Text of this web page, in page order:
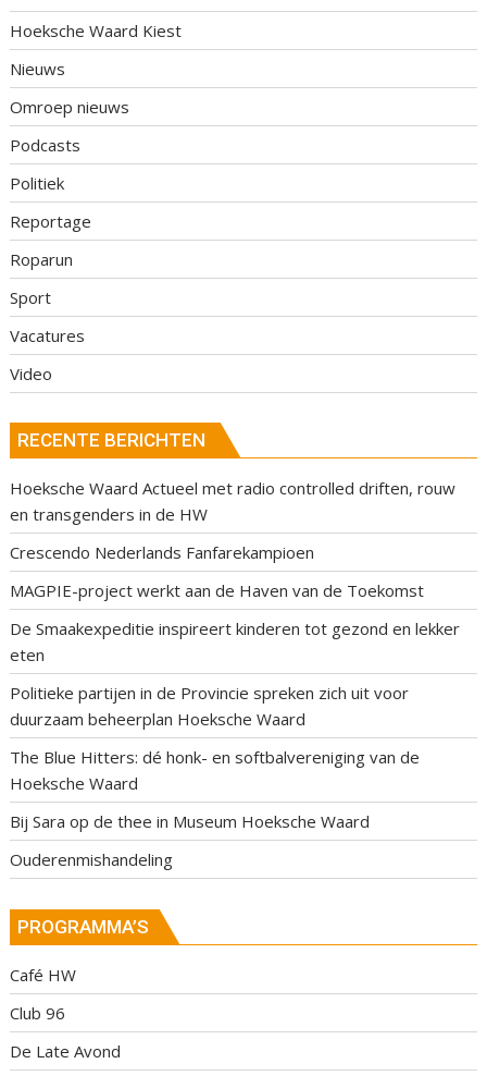
Hoeksche Waard Kiest
Nieuws
Omroep nieuws
Podcasts
Politiek
Reportage
Roparun
Sport
Vacatures
Video
RECENTE BERICHTEN
Hoeksche Waard Actueel met radio controlled driften, rouw
en transgenders in de HW
Crescendo Nederlands Fanfarekampioen
MAGPIE-project werkt aan de Haven van de Toekomst
De Smaakexpeditie inspireert kinderen tot gezond en lekker
eten
Politieke partijen in de Provincie spreken zich uit voor
duurzaam beheerplan Hoeksche Waard
The Blue Hitters: dé honk- en softbalvereniging van de
Hoeksche Waard
Bij Sara op de thee in Museum Hoeksche Waard
Ouderenmishandeling
PROGRAMMA’S
Café HW
Club 96
De Late Avond